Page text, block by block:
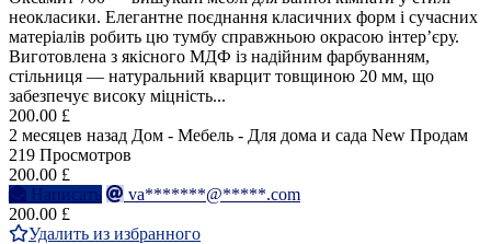
неокласики. Елегантне поєднання класичних форм і сучасних
матеріалів робить цю тумбу справжньою окрасою інтер’єру.
Виготовлена з якісного МДФ із надійним фарбуванням,
стільниця — натуральний кварцит товщиною 20 мм, що
забезпечує високу міцність...
200.00 £
2 месяцев назад Дом - Мебель - Для дома и сада New Продам
219 Просмотров
200.00 £
Написать
va*******@*****.com
200.00 £
Удалить из избранного